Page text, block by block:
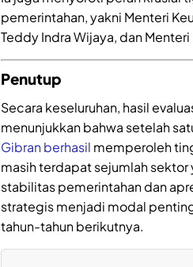
pemerintahan, yakni Menteri
Teddy Indra Wijaya, dan
Penutup
Secara keseluruhan, hasil
menunjukkan bahwa setelah
Gibran berhasil memperoleh
masih terdapat sejumlah
stabilitas pemerintahan dan
strategis menjadi modal
tahun-tahun berikutnya.